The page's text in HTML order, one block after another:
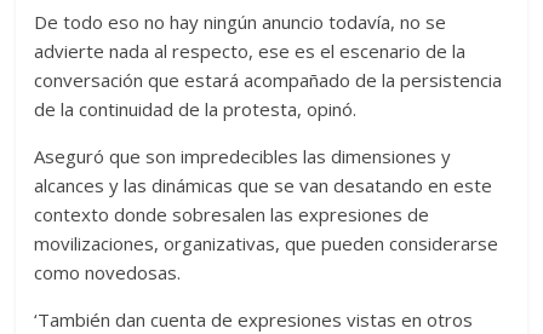
De todo eso no hay ningún anuncio todavía, no se
advierte nada al respecto, ese es el escenario de la
conversación que estará acompañado de la persistencia
de la continuidad de la protesta, opinó.
Aseguró que son impredecibles las dimensiones y
alcances y las dinámicas que se van desatando en este
contexto donde sobresalen las expresiones de
movilizaciones, organizativas, que pueden considerarse
como novedosas.
‘También dan cuenta de expresiones vistas en otros